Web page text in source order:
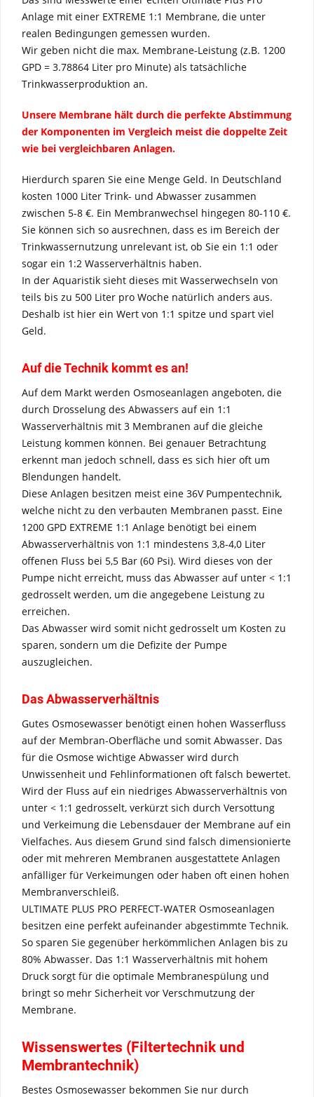
Anlage mit einer EXTREME 1:1 Membrane, die unter
realen Bedingungen gemessen wurden.
Wir geben nicht die max. Membrane-Leistung (z.B. 1200
GPD = 3.78864 Liter pro Minute) als tatsächliche
Trinkwasserproduktion an.
Unsere Membrane hält durch die perfekte Abstimmung
der Komponenten im Vergleich meist die doppelte Zeit
wie bei vergleichbaren Anlagen.
Hierdurch sparen Sie eine Menge Geld. In Deutschland
kosten 1000 Liter Trink- und Abwasser zusammen
zwischen 5-8 €. Ein Membranwechsel hingegen 80-110 €.
Sie können sich so ausrechnen, dass es im Bereich der
Trinkwassernutzung unrelevant ist, ob Sie ein 1:1 oder
sogar ein 1:2 Wasserverhältnis haben.
In der Aquaristik sieht dieses mit Wasserwechseln von
teils bis zu 500 Liter pro Woche natürlich anders aus.
Deshalb ist hier ein Wert von 1:1 spitze und spart viel
Geld.
Auf die Technik kommt es an!
Auf dem Markt werden Osmoseanlagen angeboten, die
durch Drosselung des Abwassers auf ein 1:1
Wasserverhältnis mit 3 Membranen auf die gleiche
Leistung kommen können. Bei genauer Betrachtung
erkennt man jedoch schnell, dass es sich hier oft um
Blendungen handelt.
Diese Anlagen besitzen meist eine 36V Pumpentechnik,
welche nicht zu den verbauten Membranen passt. Eine
1200 GPD EXTREME 1:1 Anlage benötigt bei einem
Abwasserverhältnis von 1:1 mindestens 3,8-4,0 Liter
offenen Fluss bei 5,5 Bar (60 Psi). Wird dieses von der
Pumpe nicht erreicht, muss das Abwasser auf unter < 1:1
gedrosselt werden, um die angegebene Leistung zu
erreichen.
Das Abwasser wird somit nicht gedrosselt um Kosten zu
sparen, sondern um die Defizite der Pumpe
auszugleichen.
Das Abwasserverhältnis
Gutes Osmosewasser benötigt einen hohen Wasserfluss
auf der Membran-Oberfläche und somit Abwasser. Das
für die Osmose wichtige Abwasser wird durch
Unwissenheit und Fehlinformationen oft falsch bewertet.
Wird der Fluss auf ein niedriges Abwasserverhältnis von
unter < 1:1 gedrosselt, verkürzt sich durch Versottung
und Verkeimung die Lebensdauer der Membrane auf ein
Vielfaches. Aus diesem Grund sind falsch dimensionierte
oder mit mehreren Membranen ausgestattete Anlagen
anfälliger für Verkeimungen oder haben oft einen hohen
Membranverschleiß.
ULTIMATE PLUS PRO PERFECT-WATER Osmoseanlagen
besitzen eine perfekt aufeinander abgestimmte Technik.
So sparen Sie gegenüber herkömmlichen Anlagen bis zu
80% Abwasser. Das 1:1 Wasserverhältnis mit hohem
Druck sorgt für die optimale Membranespülung und
bringt so mehr Sicherheit vor Verschmutzung der
Membrane.
Wissenswertes (Filtertechnik und
Membrantechnik)
Bestes Osmosewasser bekommen Sie nur durch